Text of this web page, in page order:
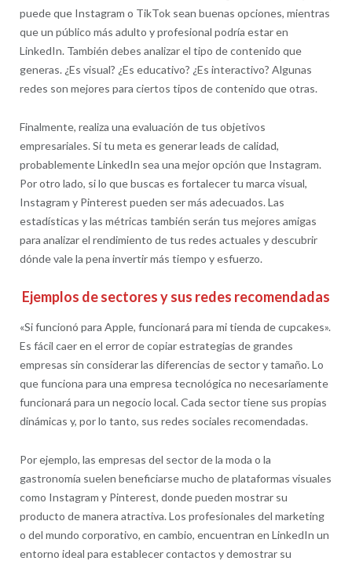
puede que Instagram o TikTok sean buenas opciones, mientras
que un público más adulto y profesional podría estar en
LinkedIn. También debes analizar el tipo de contenido que
generas. ¿Es visual? ¿Es educativo? ¿Es interactivo? Algunas
redes son mejores para ciertos tipos de contenido que otras.
Finalmente, realiza una evaluación de tus objetivos
empresariales. Si tu meta es generar leads de calidad,
probablemente LinkedIn sea una mejor opción que Instagram.
Por otro lado, si lo que buscas es fortalecer tu marca visual,
Instagram y Pinterest pueden ser más adecuados. Las
estadísticas y las métricas también serán tus mejores amigas
para analizar el rendimiento de tus redes actuales y descubrir
dónde vale la pena invertir más tiempo y esfuerzo.
Ejemplos de sectores y sus redes recomendadas
«Si funcionó para Apple, funcionará para mi tienda de cupcakes».
Es fácil caer en el error de copiar estrategias de grandes
empresas sin considerar las diferencias de sector y tamaño. Lo
que funciona para una empresa tecnológica no necesariamente
funcionará para un negocio local. Cada sector tiene sus propias
dinámicas y, por lo tanto, sus redes sociales recomendadas.
Por ejemplo, las empresas del sector de la moda o la
gastronomía suelen beneficiarse mucho de plataformas visuales
como Instagram y Pinterest, donde pueden mostrar su
producto de manera atractiva. Los profesionales del marketing
o del mundo corporativo, en cambio, encuentran en LinkedIn un
entorno ideal para establecer contactos y demostrar su